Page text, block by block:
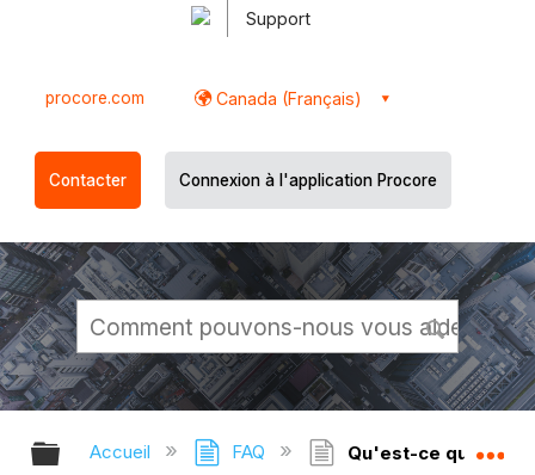
Support
procore.com Canada (Français)
Contacter Connexion à l'application Procore
Développer/réduire la hiérarchie
Accueil FAQ Qu'est-ce qu'un